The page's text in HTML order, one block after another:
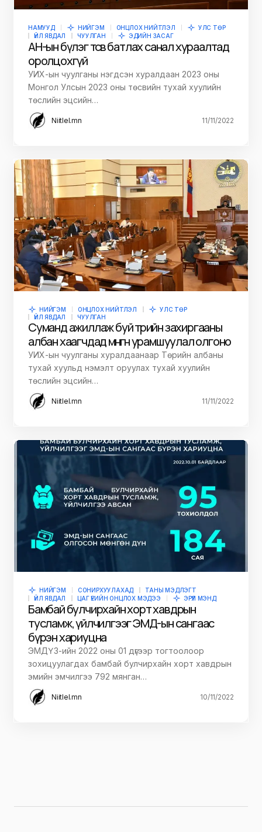
НАМУУД НИЙГЭМ ОНЦЛОХ НИЙТЛЭЛ
УЛС ТӨР
ҮЙЛ ЯВДАЛ
ЧУУЛГАН ЭДИЙН ЗАСАГ
АН-ын бүлэг төсөв батлах санал хураалтад
оролцохгүй
УИХ-ын чуулганы нэгдсэн хуралдаан 2023 оны
Монгол Улсын 2023 оны төсвийн тухай хуулийн
төслийн эцсийн…
Niitlel.mn 11/11/2022
НИЙГЭМ ОНЦЛОХ НИЙТЛЭЛ
УЛС ТӨР
ҮЙЛ ЯВДАЛ
ЧУУЛГАН
Суманд ажиллаж буй төрийн захиргааны
албан хаагчдад мөнгөн урамшуулал олгоно
УИХ-ын чуулганы хуралдаанаар Төрийн албаны
тухай хуульд нэмэлт оруулах тухай хуулийн
төслийн эцсийн…
Niitlel.mn 11/11/2022
НИЙГЭМ СОНИРХУУЛАХАД
ТАНЫ МЭДЛЭГТ
ҮЙЛ ЯВДАЛ
ЦАГ ҮЕИЙН ОНЦЛОХ МЭДЭЭ ЭРҮҮЛ МЭНД
Бамбай булчирхайн хорт хавдрын
тусламж, үйлчилгээг ЭМД-ын сангаас
бүрэн хариуцна
ЭМДҮЗ-ийн 2022 оны 01 дүгээр тогтоолоор
зохицуулагдах бамбай булчирхайн хорт хавдрын
эмийн эмчилгээ 792 мянган…
Niitlel.mn 10/11/2022